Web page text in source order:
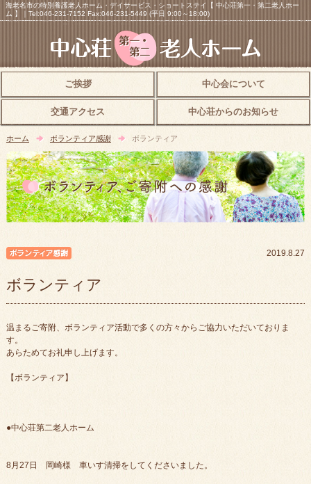
海老名市の特別養護老人ホーム・デイサービス・ショートステイ【 中心荘第一・第二老人ホー
ム 】｜Tel:046-231-7152 Fax:046-231-5449 (平日 9:00～18:00)
ご挨拶 中心会について
交通アクセス 中心荘からのお知らせ
ホーム ボランティア感謝 ボランティア
2019.8.27
ボランティア
温まるご寄附、ボランティア活動で多くの方々からご協力いただいておりま
す。
あらためてお礼申し上げます。
【ボランティア】
●中心荘第二老人ホーム
8月27日 岡崎様 車いす清掃をしてくださいました。